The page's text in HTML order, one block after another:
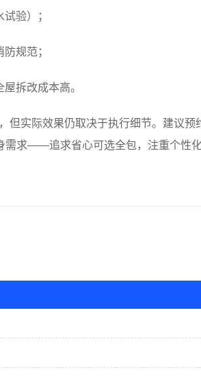
验）；
规范；
拆改成本高。
实际效果仍取决于执行细节。建议
需求——追求省心可选全包，注重个性